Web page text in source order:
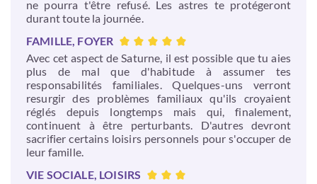
ne pourra t'être refusé. Les astres te protégeront
durant toute la journée.
FAMILLE, FOYER
Avec cet aspect de Saturne, il est possible que tu aies
plus de mal que d'habitude à assumer tes
responsabilités familiales. Quelques-uns verront
resurgir des problèmes familiaux qu'ils croyaient
réglés depuis longtemps mais qui, finalement,
continuent à être perturbants. D'autres devront
sacrifier certains loisirs personnels pour s'occuper de
leur famille.
VIE SOCIALE, LOISIRS